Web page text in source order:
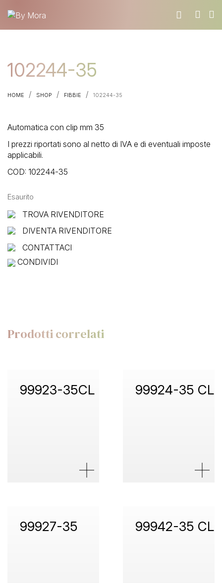
MATERIALI
TROVA UN RIVENDITORE
RICHIEDI IL CATALOGO
102244-35
HOME / SHOP / FIBBIE / 102244-35
Automatica con clip mm 35
I prezzi riportati sono al netto di IVA e di eventuali imposte
applicabili.
COD: 102244-35
Esaurito
TROVA RIVENDITORE
DIVENTA RIVENDITORE
CONTATTACI
CONDIVIDI
Prodotti correlati
99923-35CL 99924-35 CL
99927-35 99942-35 CL